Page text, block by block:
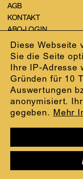
Diese Webseite
Sie die Seite
Ihre IP-Adresse
Gründen für 10
Auswertungen
anonymisiert.
gegeben. Mehr
AGB
KONTAKT
ABO-LOGIN
PRESSE
NEWSLETTER
AUDIOFORMATE
KARTENTELEFON: